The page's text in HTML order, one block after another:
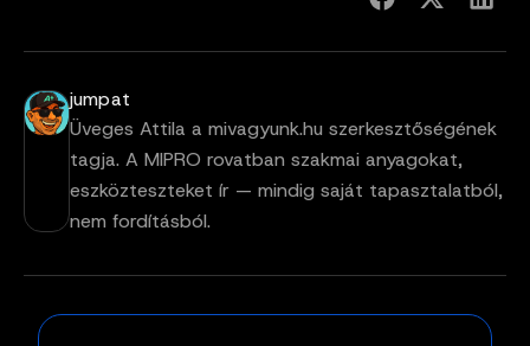
jumpat
Üveges Attila a mivagyunk.hu szerkesztőségének
tagja. A MIPRO rovatban szakmai anyagokat,
eszközteszteket ír — mindig saját tapasztalatból,
nem fordításból.